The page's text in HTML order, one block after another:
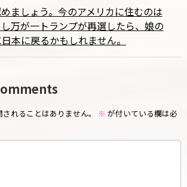
ましょう。今のアメリカに住むのは
万が一トランプが再選したら、娘の
本に戻るかもしれません。
れることはありません。 ※ が付いている欄は必